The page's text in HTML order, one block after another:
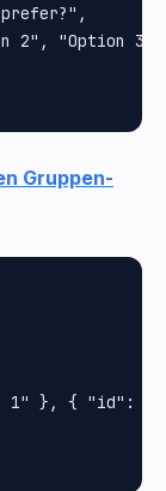
2", "Option 3"]
Gruppen-
1" }, { "id": 3